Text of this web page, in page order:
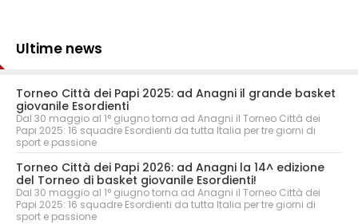
Ultime news
Torneo Città dei Papi 2025: ad Anagni il grande basket
giovanile Esordienti
Dal 30 maggio al 1° giugno torna ad Anagni il Torneo Città dei
Papi 2025: 16 squadre Esordienti da tutta Italia per tre giorni di
sport e passione
Torneo Città dei Papi 2026: ad Anagni la 14^ edizione
del Torneo di basket giovanile Esordienti!
Dal 30 maggio al 1° giugno torna ad Anagni il Torneo Città dei
Papi 2025: 16 squadre Esordienti da tutta Italia per tre giorni di
sport e passione